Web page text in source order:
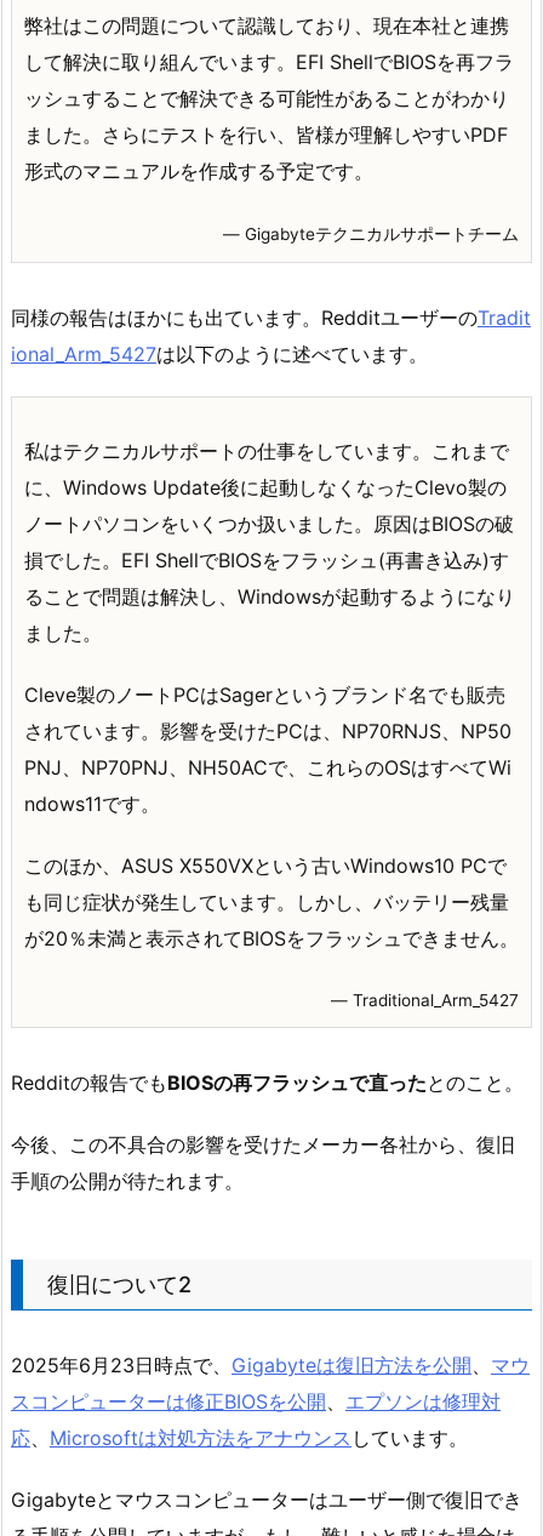
弊社はこの問題について認識しており、現在本社と連携
して解決に取り組んでいます。EFI ShellでBIOSを再フラ
ッシュすることで解決できる可能性があることがわかり
ました。さらにテストを行い、皆様が理解しやすいPDF
形式のマニュアルを作成する予定です。
― Gigabyteテクニカルサポートチーム
同様の報告はほかにも出ています。RedditユーザーのTradit
ional_Arm_5427は以下のように述べています。
私はテクニカルサポートの仕事をしています。これまで
に、Windows Update後に起動しなくなったClevo製の
ノートパソコンをいくつか扱いました。原因はBIOSの破
損でした。EFI ShellでBIOSをフラッシュ(再書き込み)す
ることで問題は解決し、Windowsが起動するようになり
ました。
Cleve製のノートPCはSagerというブランド名でも販売
されています。影響を受けたPCは、NP70RNJS、NP50
PNJ、NP70PNJ、NH50ACで、これらのOSはすべてWi
ndows11です。
このほか、ASUS X550VXという古いWindows10 PCで
も同じ症状が発生しています。しかし、バッテリー残量
が20％未満と表示されてBIOSをフラッシュできません。
― Traditional_Arm_5427
Redditの報告でもBIOSの再フラッシュで直ったとのこと。
今後、この不具合の影響を受けたメーカー各社から、復旧
手順の公開が待たれます。
復旧について2
2025年6月23日時点で、 Gigabyteは復旧方法を公開、 マウ
スコンピューターは修正BIOSを公開、 エプソンは修理対
応、 Microsoftは対処方法をアナウンス しています。
Gigabyteとマウスコンピューターはユーザー側で復旧でき